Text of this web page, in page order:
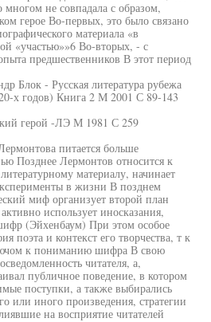
многом не совпадала с образом,
герое Во-первых, это было связано
материала «в
«участью»»6 Во-вторых, - с
предшественников В этот период
Блок - Русская литература рубежа
х годов) Книга 2 М 2001 С 89-143
герой -ЛЭ М 1981 С 259
питается больше
Позднее Лермонтов относится к
материалу, начинает
в жизни В позднем
миф организует второй план
использует иносказания,
(Эйхенбаум) При этом особое
поэта и контекст его творчества, т к
к пониманию шифра В свою
читателя, а,
публичное поведение, в котором
поступки, а также выбирались
или иного произведения, стратегии
на восприятие читателей